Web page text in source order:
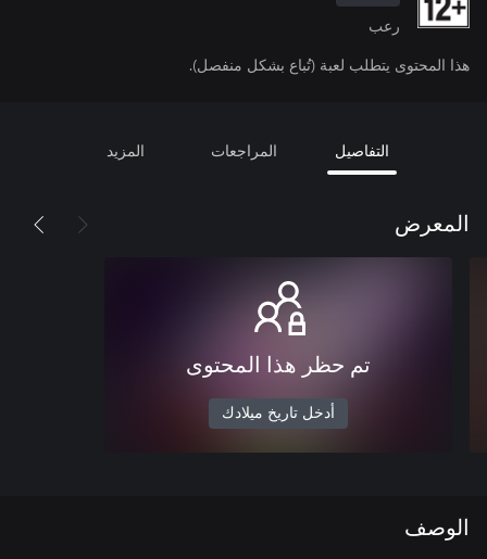
رعب
هذا المحتوى يتطلب لعبة (تُباع بشكل منفصل).
التفاصيل المراجعات المزيد
المعرض
تم حظر هذا المحتوى
أدخل تاريخ ميلادك
الوصف